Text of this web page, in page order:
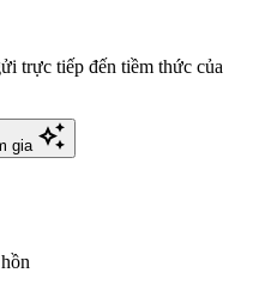
trực tiếp đến tiềm thức của
gia auto_awesome